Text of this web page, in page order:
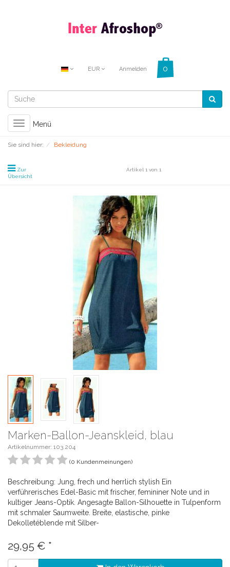
EUR Anmelden
Toggle
navigation
Menü
Sie sind hier: Bekleidung
Zur
Übersicht
Artikel 1 von 1
Marken-Ballon-Jeanskleid, blau
Artikelnummer: 103.204
(0 Kundenmeinungen)
Beschreibung: Jung, frech und herrlich stylish Ein
verführerisches Edel-Basic mit frischer, femininer Note und in
kultiger Jeans-Optik. Angesagte Ballon-Silhouette in Tulpenform
mit schmaler Saumweite. Breite, elastische, pinke
Dekolletéblende mit Silber-
29,95 € *